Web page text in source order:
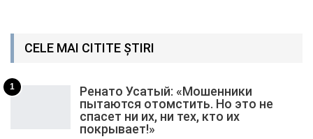
CELE MAI CITITE ȘTIRI
1
Ренато Усатый: «Мошенники
пытаются отомстить. Но это не
спасет ни их, ни тех, кто их
покрывает!»